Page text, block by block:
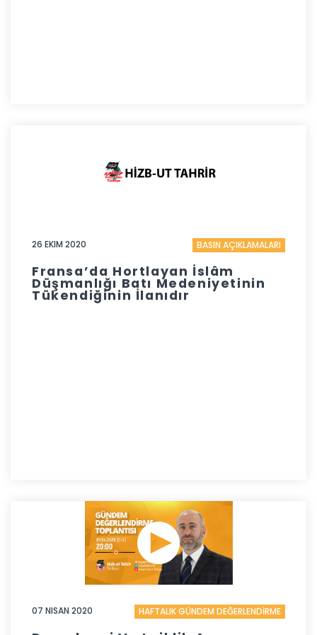
26 EKIM 2020 BASIN AÇIKLAMALARI
Fransa’da Hortlayan İslâm
Düşmanlığı Batı Medeniyetinin
Tükendiğinin İlanıdır
07 NISAN 2020 HAFTALIK GÜNDEM DEĞERLENDİRME